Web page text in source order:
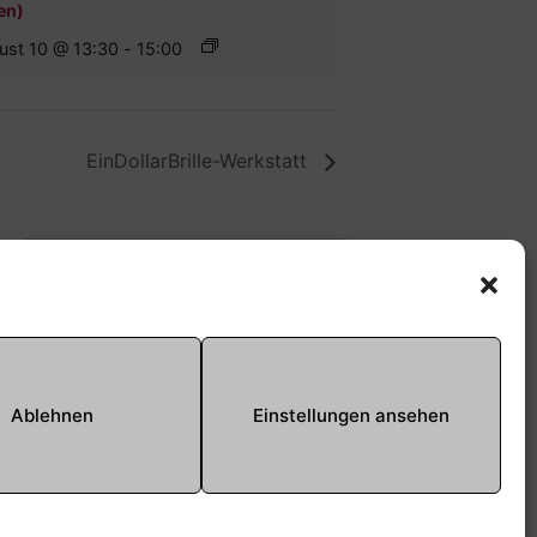
Ablehnen Einstellungen ansehen
10 @ 13:30 - 15:00
EinDollarBrille-Werkstatt
E-Mail: